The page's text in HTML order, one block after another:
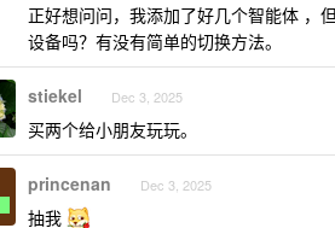
正好想问问，我添加了好几个智能体 ，
设备吗？有没有简单的切换方法。
stiekel Dec 3, 2025
买两个给小朋友玩玩。
princenan Dec 3, 2025
抽我